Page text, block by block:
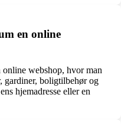
en online
webshop, hvor man
gardiner, boligtilbehør og
hjemadresse eller en